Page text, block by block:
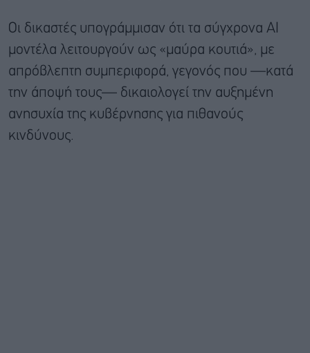
Οι δικαστές υπογράμμισαν ότι τα σύγχρονα AI
μοντέλα λειτουργούν ως «μαύρα κουτιά», με
απρόβλεπτη συμπεριφορά, γεγονός που —κατά
την άποψή τους— δικαιολογεί την αυξημένη
ανησυχία της κυβέρνησης για πιθανούς
κινδύνους.